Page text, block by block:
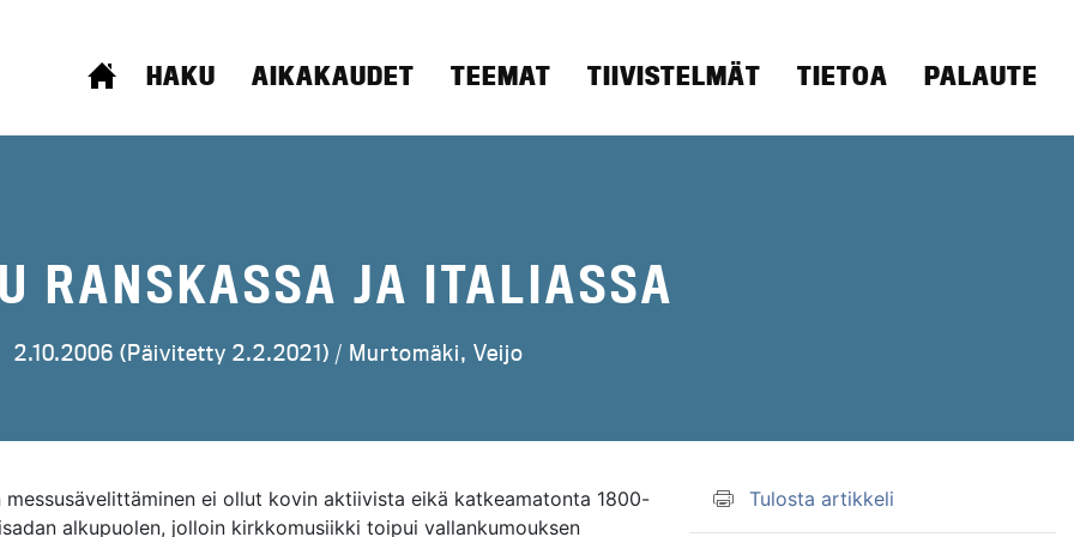
ETUSIVU
HAKU AIKAKAUDET TEEMAT TIIVISTELMÄT TIETOA PALAUTE
RANSKASSA JA ITALIASSA
2.10.2006 (Päivitetty 2.2.2021) / Murtomäki, Veijo
messusävelittäminen ei ollut kovin aktiivista eikä katkeamatonta 1800-
alkupuolen, jolloin kirkkomusiikki toipui vallankumouksen
Tulosta artikkeli